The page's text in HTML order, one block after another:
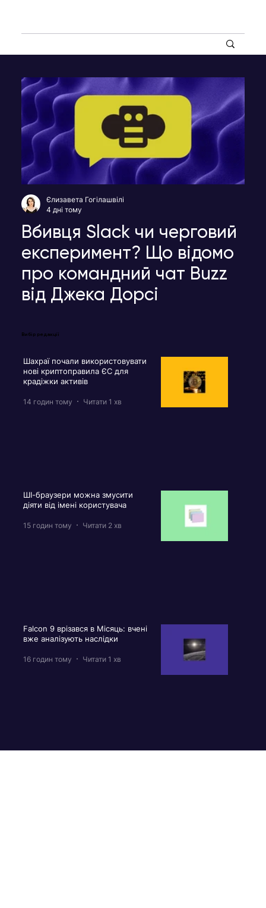
Вбивця Slack чи черговий
експеримент? Що відомо
про командний чат Buzz
від Джека Дорсі
Єлизавета Гогілашвілі
4 дні тому
Вибір редакції
Шахраї почали використовувати
нові криптоправила ЄС для
крадіжки активів
14 годин тому Читати 1 хв
ШІ-браузери можна змусити
діяти від імені користувача
15 годин тому Читати 2 хв
Falcon 9 врізався в Місяць: вчені
вже аналізують наслідки
16 годин тому Читати 1 хв